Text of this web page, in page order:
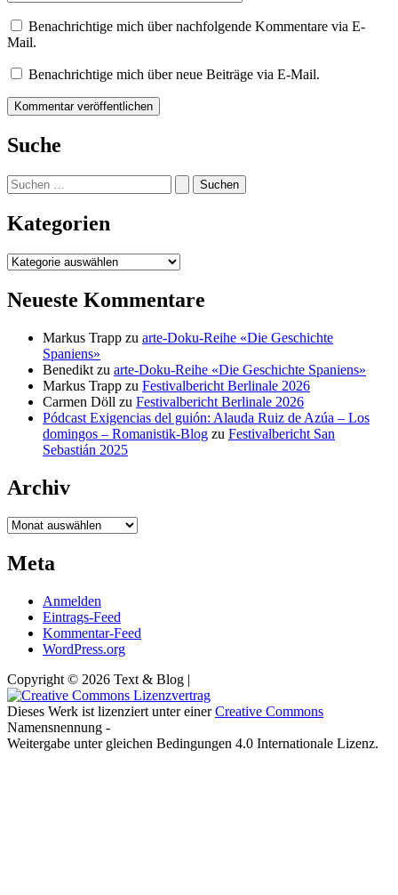
Benachrichtige mich über nachfolgende Kommentare via E-
Mail.
Benachrichtige mich über neue Beiträge via E-Mail.
Suche
Suchen
nach:
Kategorien
Kategorien
Neueste Kommentare
Markus Trapp zu arte-Doku-Reihe «Die Geschichte
Spaniens»
Benedikt zu arte-Doku-Reihe «Die Geschichte Spaniens»
Markus Trapp zu Festivalbericht Berlinale 2026
Carmen Döll zu Festivalbericht Berlinale 2026
Pódcast Exigencias del guión: Alauda Ruiz de Azúa – Los
domingos – Romanistik-Blog zu Festivalbericht San
Sebastián 2025
Archiv
Archiv
Meta
Anmelden
Eintrags-Feed
Kommentar-Feed
WordPress.org
Copyright © 2026 Text & Blog |
Dieses Werk ist lizenziert unter einerCreative Commons
Namensnennung -
Weitergabe unter gleichen Bedingungen 4.0 Internationale Lizenz.